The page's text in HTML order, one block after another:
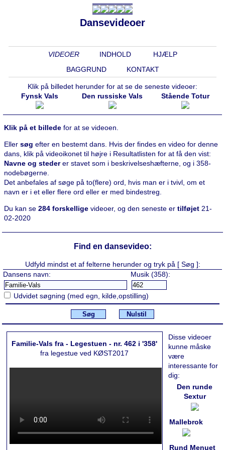
Dansevideoer
VIDEOER INDHOLD
HJÆLP
BAGGRUND
KONTAKT
Klik på billedet herunder for at se de seneste videoer:
Fynsk Vals
Den russiske Vals Stående Totur
Klik på et billede for at se videoen.
Eller søg efter en bestemt dans. Hvis der findes en video for denne
dans, klik på videoikonet til højre i Resultatlisten for at få den vist:
Navne og stederer stavet som i beskrivelseshæfterne, og i 358-
nodebøgerne.
Det anbefales af søge på to(flere) ord, hvis man er i tvivl, om et
navn er i et eller flere ord eller er med bindestreg.
Du kan se 284 forskellige videoer, og den seneste er tilføjet 21-
02-2020
Find en dansevideo:
Udfyld mindst et af felterne herunder og tryk på [ Søg ]:
Dansens navn:
Musik (358):
Udvidet søgning (med egn, kilde,opstilling)
Søg Nulstil
Disse videoer
kunne måske
være
interessante for
dig:
Den runde
Sextur
Mallebrok
Rund Menuet
Familie-Vals fra - Legestuen - nr. 462 i '358'
fra legestue ved KØST2017